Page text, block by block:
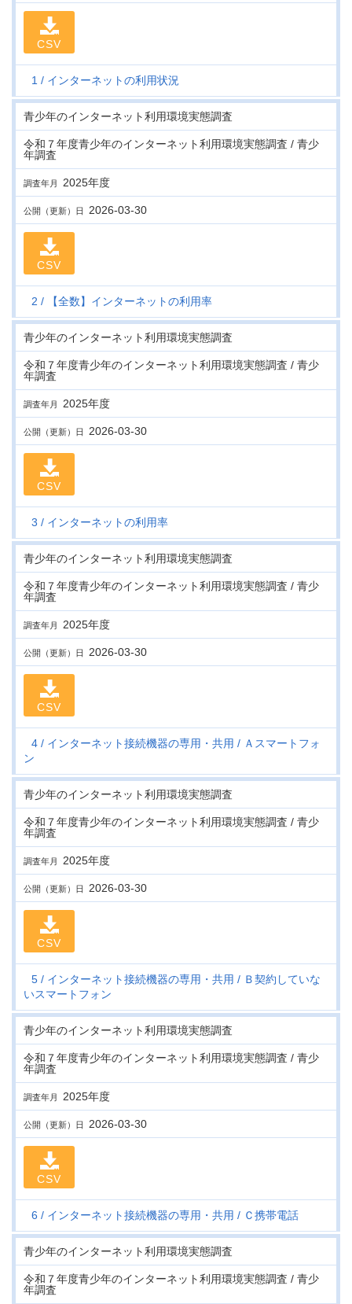
CSV
1 インターネットの利用状況
青少年のインターネット利用環境実態調査
令和７年度青少年のインターネット利用環境実態調査 / 青少
年調査
調査年月 2025年度
公開（更新）日 2026-03-30
CSV
2 【全数】インターネットの利用率
青少年のインターネット利用環境実態調査
令和７年度青少年のインターネット利用環境実態調査 / 青少
年調査
調査年月 2025年度
公開（更新）日 2026-03-30
CSV
3 インターネットの利用率
青少年のインターネット利用環境実態調査
令和７年度青少年のインターネット利用環境実態調査 / 青少
年調査
調査年月 2025年度
公開（更新）日 2026-03-30
CSV
4 インターネット接続機器の専用・共用
Ａスマートフォ
ン
青少年のインターネット利用環境実態調査
令和７年度青少年のインターネット利用環境実態調査 / 青少
年調査
調査年月 2025年度
公開（更新）日 2026-03-30
CSV
5 インターネット接続機器の専用・共用
Ｂ契約していな
いスマートフォン
青少年のインターネット利用環境実態調査
令和７年度青少年のインターネット利用環境実態調査 / 青少
年調査
調査年月 2025年度
公開（更新）日 2026-03-30
CSV
6 インターネット接続機器の専用・共用 Ｃ携帯電話
青少年のインターネット利用環境実態調査
令和７年度青少年のインターネット利用環境実態調査 / 青少
年調査